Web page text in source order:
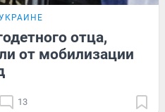
отца,
от мобилизации
13